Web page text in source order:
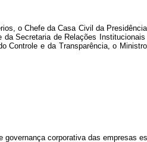
o Chefe da Casa Civil da
Secretaria de Relações
Controle e da Transparência, o
corporativa das empresas